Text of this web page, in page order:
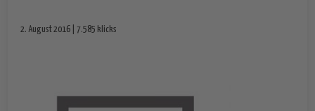
2. August 2016 | 7.585 klicks